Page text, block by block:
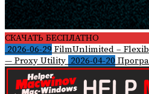
СКАЧАТЬ БЕСПЛАТНО
2026-06-29 FilmUnlimited –
— Proxy Utility 2026-04-20